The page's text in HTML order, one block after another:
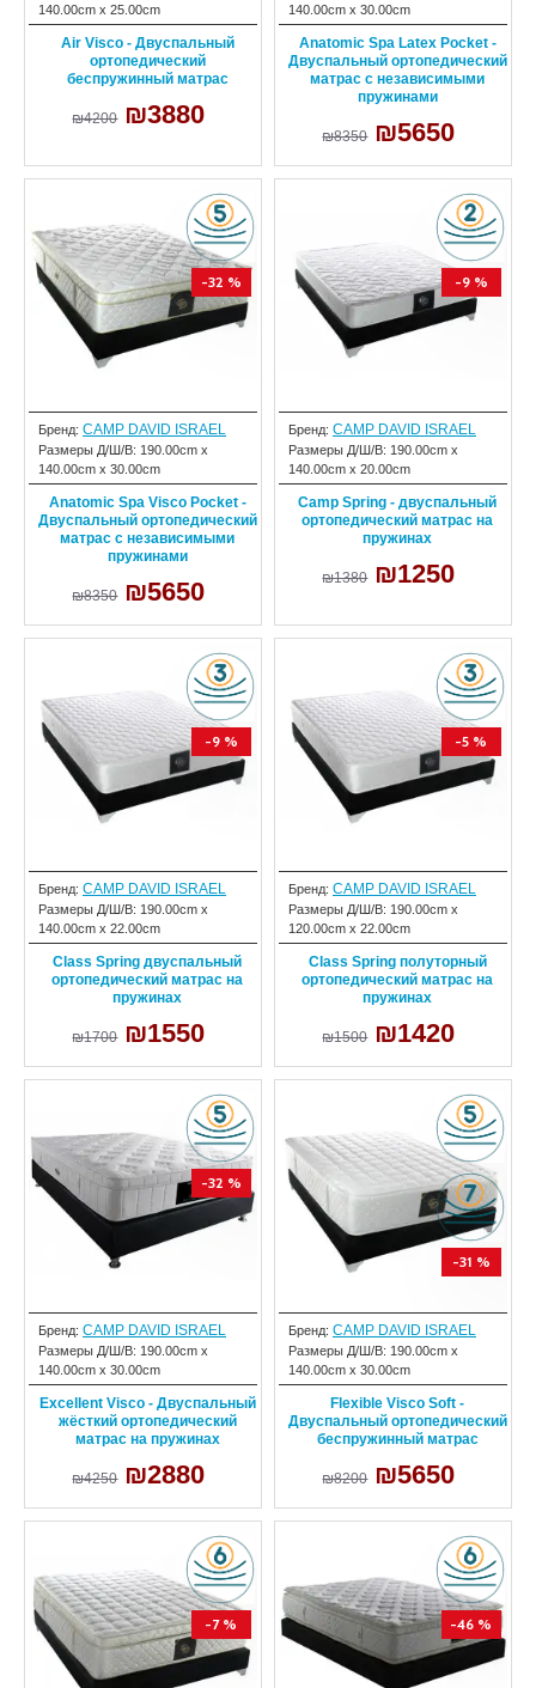
140.00cm x 25.00cm
Air Visco - Двуспальный
ортопедический
беспружинный матрас
₪4200 ₪3880
140.00cm x 30.00cm
Anatomic Spa Latex Pocket -
Двуспальный ортопедический
матрас с независимыми
пружинами
₪8350 ₪5650
-32 %
Бренд: CAMP DAVID ISRAEL
Размеры Д/Ш/В: 190.00cm x
140.00cm x 30.00cm
Anatomic Spa Visco Pocket -
Двуспальный ортопедический
матрас с независимыми
пружинами
₪8350 ₪5650
-9 %
Бренд: CAMP DAVID ISRAEL
Размеры Д/Ш/В: 190.00cm x
140.00cm x 20.00cm
Camp Spring - двуспальный
ортопедический матрас на
пружинах
₪1380 ₪1250
-9 %
Бренд: CAMP DAVID ISRAEL
Размеры Д/Ш/В: 190.00cm x
140.00cm x 22.00cm
Class Spring двуспальный
ортопедический матрас на
пружинах
₪1700 ₪1550
-5 %
Бренд: CAMP DAVID ISRAEL
Размеры Д/Ш/В: 190.00cm x
120.00cm x 22.00cm
Class Spring полуторный
ортопедический матрас на
пружинах
₪1500 ₪1420
-32 %
Бренд: CAMP DAVID ISRAEL
Размеры Д/Ш/В: 190.00cm x
140.00cm x 30.00cm
Excellent Visco - Двуспальный
жёсткий ортопедический
матрас на пружинах
₪4250 ₪2880
-31 %
Бренд: CAMP DAVID ISRAEL
Размеры Д/Ш/В: 190.00cm x
140.00cm x 30.00cm
Flexible Visco Soft -
Двуспальный ортопедический
беспружинный матрас
₪8200 ₪5650
-7 % -46 %